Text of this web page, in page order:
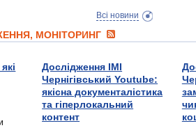
Всі новини
МОНІТОРИНГ
Дослідження ІМІ
Чернігівський Youtube:
якісна документалістика
та гіперлокальний
контент